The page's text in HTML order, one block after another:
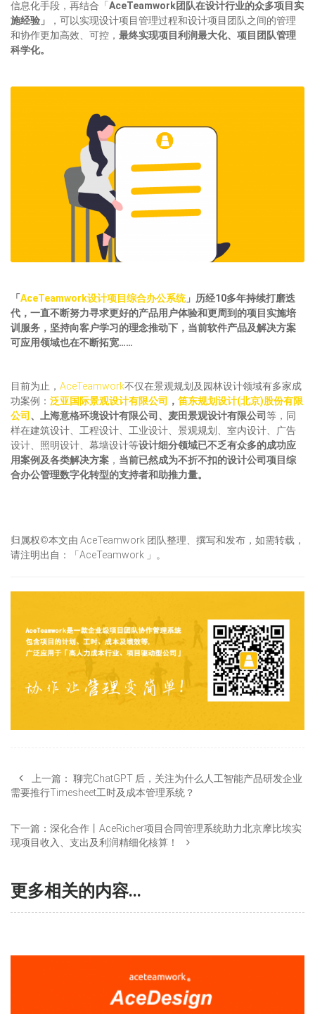
信息化手段，再结合「 AceTeamwork团队在设计行业的众多项目实
施经验」
，可以实现设计项目管理过程和设计项目团队之间的管理
和协作更加高效、可控， 最终实现项目利润最大化、项目团队管理
科学化。
「 AceTeamwork设计项目综合办公系统」历经10多年持续打磨迭
代，一直不断努力寻求更好的产品用户体验和更周到的项目实施培
训服务，坚持向客户学习的理念推动下，当前软件产品及解决方案
可应用领域也在不断拓宽……
目前为止， AceTeamwork不仅在景观规划及园林设计领域有多家成
功案例： 泛亚国际景观设计有限公司 ， 笛东规划设计(北京)股份有限
公司 、上海意格环境设计有限公司、麦田景观设计有限公司等，同
样在建筑设计、工程设计、工业设计、景观规划、室内设计、广告
设计、照明设计、幕墙设计等设计细分领域已不乏有众多的成功应
用案例及各类解决方案 ， 当前已然成为不折不扣的设计公司项目综
合办公管理数字化转型的支持者和助推力量。
归属权©本文由 AceTeamwork 团队整理、撰写和发布，如需转载，
请注明出自：「AceTeamwork 」。
上一篇： 聊完ChatGPT 后，关注为什么人工智能产品研发企业
需要推行Timesheet工时及成本管理系统？
下一篇： 深化合作丨AceRicher项目合同管理系统助力北京摩比埃实
现项目收入、支出及利润精细化核算！
更多相关的内容...